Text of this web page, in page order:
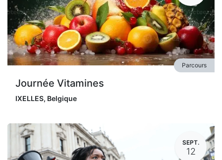
Journée Vitamines
Parcours
IXELLES, Belgique
SEPT.
12